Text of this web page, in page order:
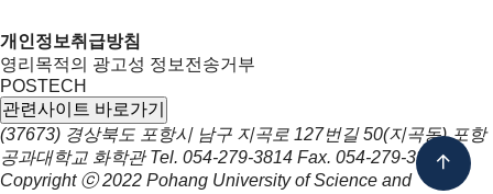
개인정보취급방침
영리목적의 광고성 정보전송거부
POSTECH
관련사이트 바로가기
(37673) 경상북도 포항시 남구 지곡로 127번길 50(지곡동) 포항
공과대학교 화학관 Tel. 054-279-3814 Fax. 054-279-3399
Copyright ⓒ 2022 Pohang University of Science and